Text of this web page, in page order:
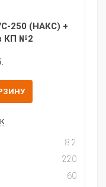
250 (НАКС) +
КП №2
8.2
220
60